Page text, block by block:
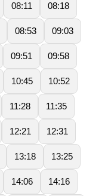
08:11 08:18
08:53 09:03
09:51 09:58
10:45 10:52
11:28 11:35
12:21 12:31
13:18 13:25
14:06 14:16